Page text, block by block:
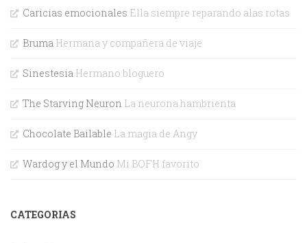
Caricias emocionales Ella siempre reparando alas rotas
Bruma Hermana y compañera de viaje
Sinestesia Hermano bloguero
The Starving Neuron La neurona hambrienta
Chocolate Bailable La magia de Angy
Wardog y el Mundo Mi BOFH favorito
CATEGORIAS